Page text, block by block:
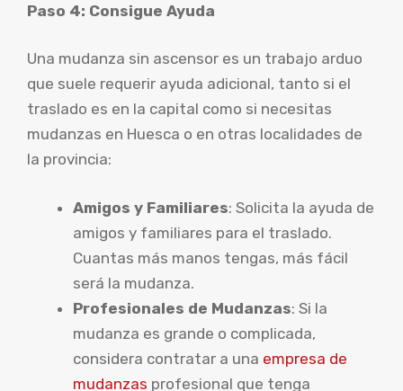
Paso 4: Consigue Ayuda
Una mudanza sin ascensor es un trabajo arduo
que suele requerir ayuda adicional, tanto si el
traslado es en la capital como si necesitas
mudanzas en Huesca o en otras localidades de
la provincia:
Amigos y Familiares: Solicita la ayuda de
amigos y familiares para el traslado.
Cuantas más manos tengas, más fácil
será la mudanza.
Profesionales de Mudanzas: Si la
mudanza es grande o complicada,
considera contratar a una empresa de
mudanzas profesional que tenga